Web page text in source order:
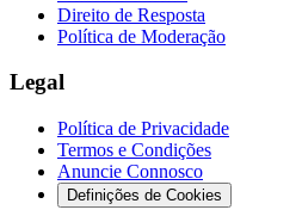
Direito de Resposta
Política de Moderação
Legal
Política de Privacidade
Termos e Condições
Anuncie Connosco
Definições de Cookies